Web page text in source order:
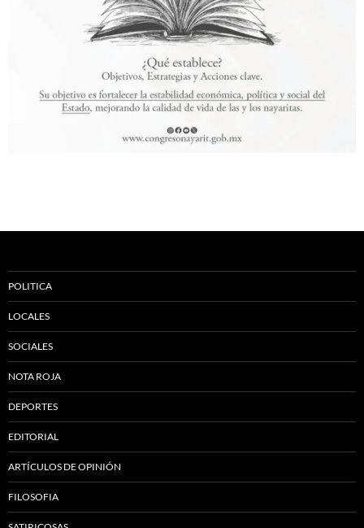
POLITICA
LOCALES
SOCIALES
NOTA ROJA
DEPORTES
EDITORIAL
ARTÍCULOS DE OPINIÓN
FILOSOFIA